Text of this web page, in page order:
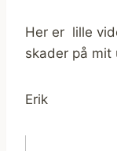
Her er lille
skader på mit
Erik